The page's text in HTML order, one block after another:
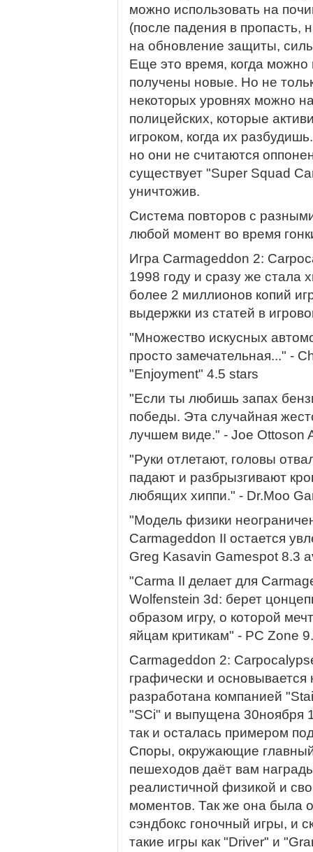
можно использовать на
(после падения в пропасть,
на обновление защиты,
Еще это время, когда
получены новые. Но не
некоторых уровнях можно
полицейских, которые
игроком, когда их
но они не считаются
существует "Super Squad
уничтожив.
Система повторов с
любой момент во время
Игра Carmageddon 2:
1998 году и сразу же
более 2 миллионов копий
выдержки из статей в
"Множество искусных
просто замечательная..." -
"Enjoyment" 4.5 stars
"Если ты любишь запах
победы. Эта случайная
лучшем виде." - Joe Ottoson
"Руки отлетают, головы
падают и разбрызгивают
любящих хиппи." - Dr.Moo
"Модель физики
Carmageddon II остается
Greg Kasavin Gamespot 8.3
"Carma II делает для
Wolfenstein 3d: берет
образом игру, о которой
яйцам критикам" - PC Zone
Carmageddon 2:
графически и
разработана компанией
"SCi" и выпущена 30ноября
так и осталась примером
Споры, окружающие
пешеходов даёт вам
реалистичной физикой и
моментов. Так же она была
сэндбокс гоночный игры, и
такие игры как "Driver" и